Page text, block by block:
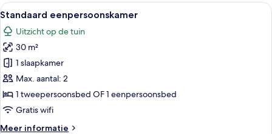
Alle
foto's
voor
Standaard
eenpersoonskamer
laden
Een hotelkamer met balkon, twee
4
Standaard eenpersoonskamer
Uitzicht op de tuin
30 m²
1 slaapkamer
Max. aantal: 2
1 tweepersoonsbed OF 1 eenpersoonsbed
Gratis wifi
Meer informatie
Meer